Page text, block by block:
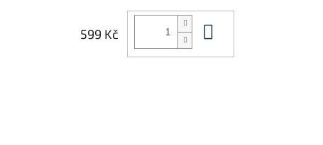
599 Kč